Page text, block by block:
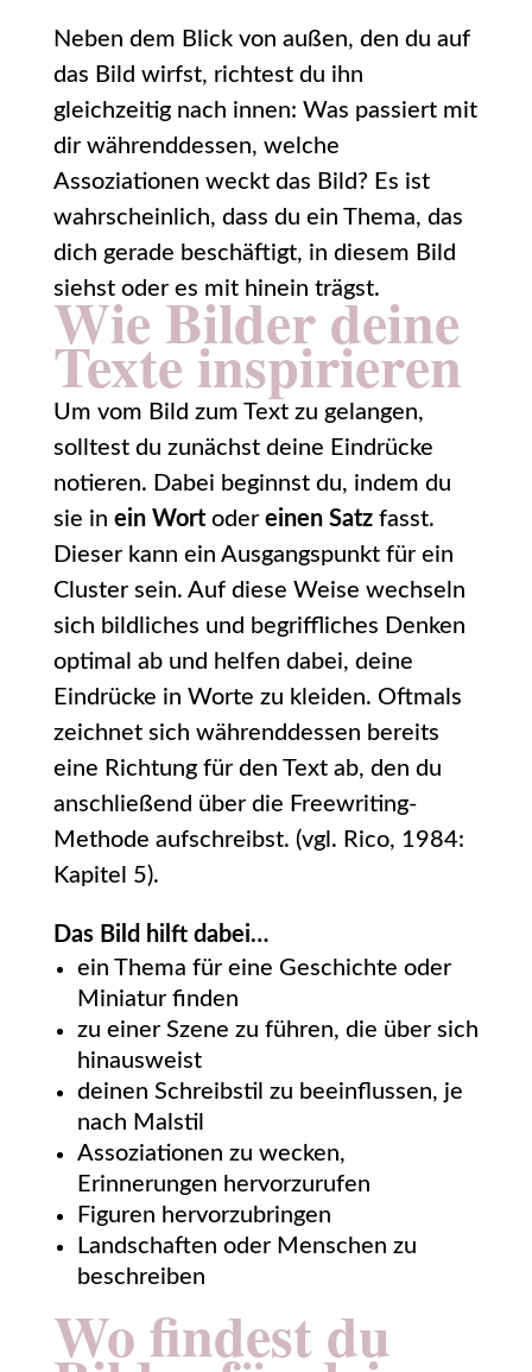
Neben dem Blick von außen, den du auf
das Bild wirfst, richtest du ihn
gleichzeitig nach innen: Was passiert mit
dir währenddessen, welche
Assoziationen weckt das Bild? Es ist
wahrscheinlich, dass du ein Thema, das
dich gerade beschäftigt, in diesem Bild
siehst oder es mit hinein trägst.
Wie Bilder deine
Texte inspirieren
Um vom Bild zum Text zu gelangen,
solltest du zunächst deine Eindrücke
notieren. Dabei beginnst du, indem du
sie in ein Wortoder einen Satzfasst.
Dieser kann ein Ausgangspunkt für ein
Cluster sein. Auf diese Weise wechseln
sich bildliches und begriffliches Denken
optimal ab und helfen dabei, deine
Eindrücke in Worte zu kleiden. Oftmals
zeichnet sich währenddessen bereits
eine Richtung für den Text ab, den du
anschließend über die Freewriting-
Methode aufschreibst. (vgl. Rico, 1984:
Kapitel 5).
Das Bild hilft dabei…
ein Thema für eine Geschichte oder
Miniatur finden
zu einer Szene zu führen, die über sich
hinausweist
deinen Schreibstil zu beeinflussen, je
nach Malstil
Assoziationen zu wecken,
Erinnerungen hervorzurufen
Figuren hervorzubringen
Landschaften oder Menschen zu
beschreiben
Wo findest du